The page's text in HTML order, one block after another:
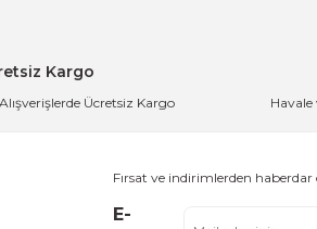
Kargo
Ücretsiz Kargo Havale
Fırsat ve indirimlerden
E-